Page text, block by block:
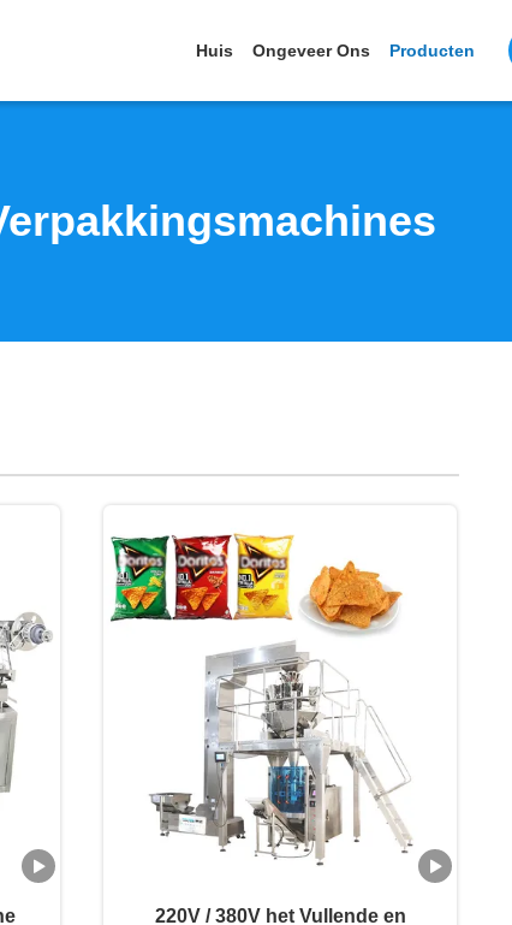
Huis Ongeveer Ons Producten
220V / 380V het Vullende en